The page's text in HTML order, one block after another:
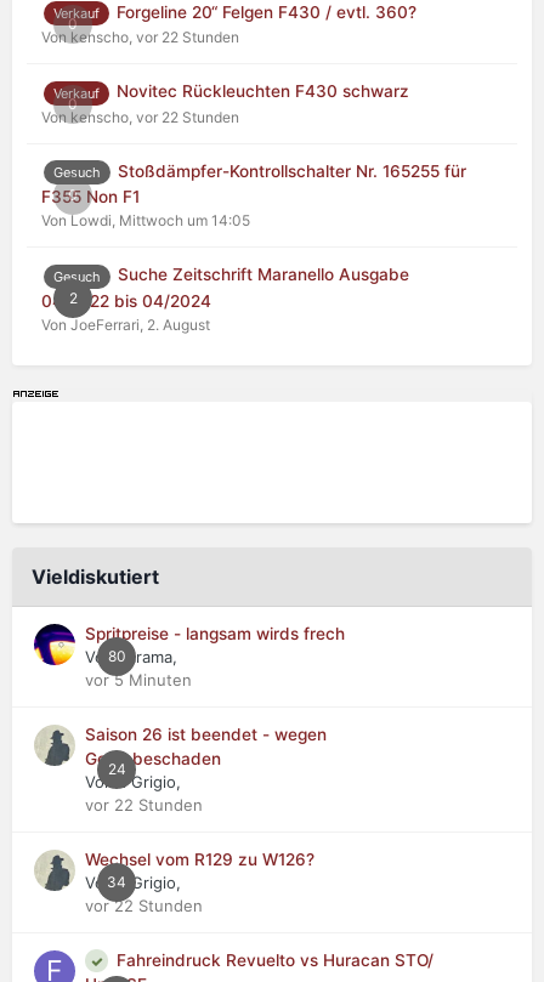
0
Verkauf Forgeline 20“ Felgen F430 / evtl. 360?
Von kenscho, vor 22 Stunden
0
Verkauf Novitec Rückleuchten F430 schwarz
Von kenscho, vor 22 Stunden
0
Gesuch
Stoßdämpfer-Kontrollschalter Nr. 165255 für
F355 Non F1
Von Lowdi, Mittwoch um 14:05
2
Gesuch
Suche Zeitschrift Maranello Ausgabe
04/2022 bis 04/2024
Von JoeFerrari, 2. August
Vieldiskutiert
80
Spritpreise - langsam wirds frech
Von Jarama,
vor 5 Minuten
24
Saison 26 ist beendet - wegen
Getriebeschaden
Von Il Grigio,
vor 22 Stunden
34
Wechsel vom R129 zu W126?
Von Il Grigio,
vor 22 Stunden
Fahreindruck Revuelto vs Huracan STO/